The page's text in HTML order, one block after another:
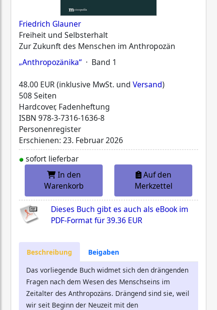
Friedrich Glauner
Freiheit und Selbsterhalt
Zur Zukunft des Menschen im Anthropozän
„Anthropozänika“ · Band 1
48.00 EUR (inklusive MwSt. und Versand)
508 Seiten
Hardcover, Fadenheftung
ISBN 978-3-7316-1636-8
Personenregister
Erschienen: 23. Februar 2026
sofort lieferbar
In den
Warenkorb
Auf den
Merkzettel
Dieses Buch gibt es auch als eBook im
PDF-Format für39.36 EUR
Beschreibung
Beigaben
Das vorliegende Buch widmet sich den drängenden
Fragen nach dem Wesen des Menschseins im
Zeitalter des Anthropozäns. Drängend sind sie, weil
wir seit Beginn der Neuzeit mit den